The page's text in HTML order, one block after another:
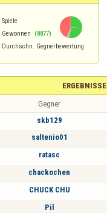
Spiele
Gewonnen (8877)
Durchschn. Gegnerbewertung
ERGEBNISSE
Gegner
skb129
saltenio01
ratasc
chackochen
CHUCK CHU
Pil